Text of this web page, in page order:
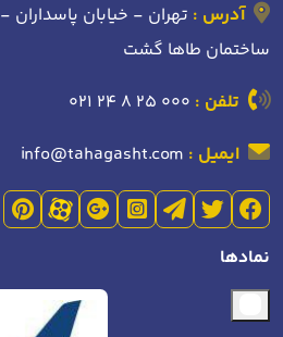
آدرس : تهران - خیابان
ساختمان طاها گشت
تلفن : 021 24 8 25 000
ایمیل : info@tahagasht.com
نمادها